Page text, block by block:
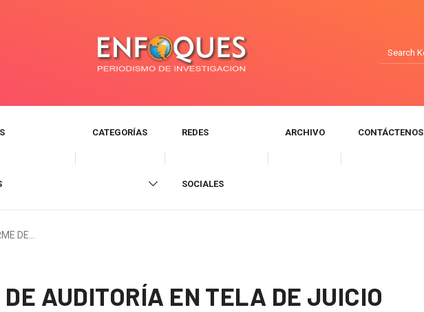
CATEGORÍAS REDES
SOCIALES
ARCHIVO CONTÁCTENOS
DE…
AUDITORÍA EN TELA DE JUICIO